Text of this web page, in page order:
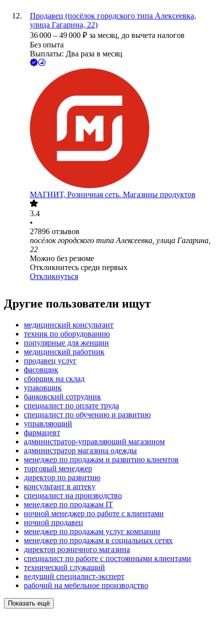
Продавец (посёлок городского типа Алексеевка,
улица Гагарина, 22)
36 000 – 49 000 ₽ за месяц, до вычета налогов
Без опыта
Выплаты: Два раза в месяц
МАГНИТ, Розничная сеть. Магазины продуктов
3.4
•
27896 отзывов
посёлок городского типа Алексеевка, улица Гагарина,
22
Можно без резюме
Откликнитесь среди первых
Откликнуться
Другие пользователи ищут
медицинский консультант
техник по оборудованию
популярные для женщин
медицинский работник
продавец услуг
фасовщик
сборщик на склад
упаковщик
банковский сотрудник
специалист по оплате труда
специалист по обучению и развитию
управляющий
фармацевт
администратор-управляющий магазином
администратор магазина одежды
менеджер по продажам и развитию клиентов
торговый менеджер
директор по развитию
консультант в аптеку
специалист на производство
менеджер по продажам IT
ночной менеджер по работе с клиентами
ночной продавец
менеджер по продажам услуг компании
менеджер по продажам в социальных сетях
директор розничного магазина
специалист по работе с постоянными клиентами
технический служащий
ведущий специалист-эксперт
рабочий на мебельное производство
Показать ещё